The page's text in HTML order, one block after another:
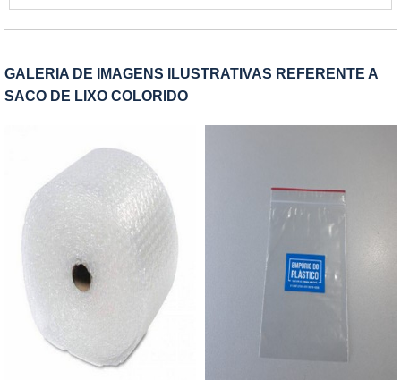
principalmente: Metalúrgicas; Indústrias de bolsas
e calçados; Indústrias de roupas; Etc.GARANTIA
produção com fábricas ainda mais modernas e
custos reduzidos. Aumentando, assim, o mix de
sacos a pronta entrega e venda fracionada, até
em pequenas quantidades. Para saber mais
informações, basta solicitar um orçamento..
lingeries, biquínis e roupas no geral, documentos
segundo a necessidade de cada indivíduo. Além
disso, esta embalagem flexível poder ser criada
com dois incríveis tipos de adesivo: permanente
ou abre e fecha. Quando se trata do saco PP, a
embalagem se torna integralmente inviolável, e
para se violar é imprescindível danificar a
embalagem.É uma maneira totalmente segura
para enviar os produtos e transmitir a completa
segurança ao cliente final. Além disso, o produto
garante aos clientes: Alta qualidade; Mantém a
integridade do produto; Bom custo
benefício.Dessa forma, contar com uma
embalagem resistente, eficaz e que seja atraente
esteticamente é muito importante. Como garantia
GALERIA DE IMAGENS ILUSTRATIVAS REFERENTE A
SACO DE LIXO COLORIDO